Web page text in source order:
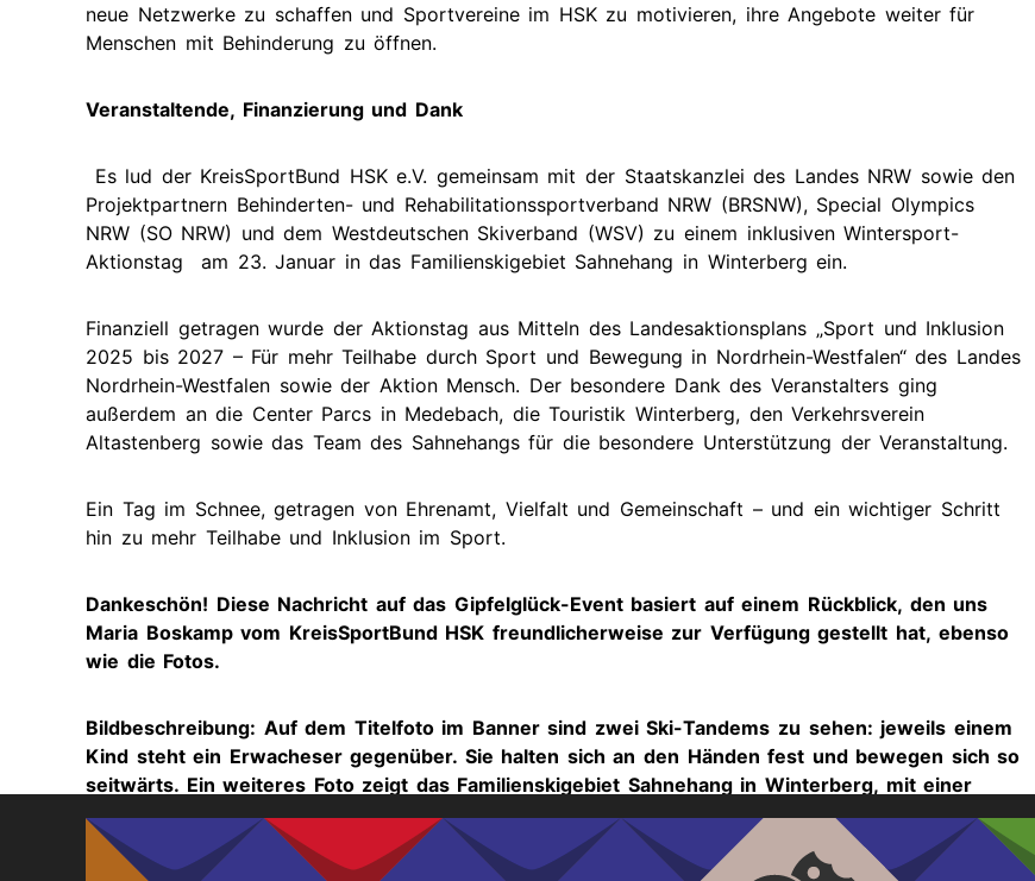
neue Netzwerke zu schaffen und Sportvereine im HSK zu motivieren, ihre Angebote weiter für
Menschen mit Behinderung zu öffnen.
Veranstaltende, Finanzierung und Dank
Es lud der KreisSportBund HSK e.V. gemeinsam mit der Staatskanzlei des Landes NRW sowie den
Projektpartnern Behinderten- und Rehabilitationssportverband NRW (BRSNW), Special Olympics
NRW (SO NRW) und dem Westdeutschen Skiverband (WSV) zu einem inklusiven Wintersport-
Aktionstag am 23. Januar in das Familienskigebiet Sahnehang in Winterberg ein.
Finanziell getragen wurde der Aktionstag aus Mitteln des Landesaktionsplans „Sport und Inklusion
2025 bis 2027 – Für mehr Teilhabe durch Sport und Bewegung in Nordrhein-Westfalen“ des Landes
Nordrhein-Westfalen sowie der Aktion Mensch. Der besondere Dank des Veranstalters ging
außerdem an die Center Parcs in Medebach, die Touristik Winterberg, den Verkehrsverein
Altastenberg sowie das Team des Sahnehangs für die besondere Unterstützung der Veranstaltung.
Ein Tag im Schnee, getragen von Ehrenamt, Vielfalt und Gemeinschaft – und ein wichtiger Schritt
hin zu mehr Teilhabe und Inklusion im Sport.
Dankeschön! Diese Nachricht auf das Gipfelglück-Event basiert auf einem Rückblick, den uns
Maria Boskamp vom KreisSportBund HSK freundlicherweise zur Verfügung gestellt hat, ebenso
wie die Fotos.
Bildbeschreibung: Auf dem Titelfoto im Banner sind zwei Ski-Tandems zu sehen: jeweils einem
Kind steht ein Erwacheser gegenüber. Sie halten sich an den Händen fest und bewegen sich so
seitwärts. Ein weiteres Foto zeigt das Familienskigebiet Sahnehang in Winterberg, mit einer
schneebedeckten Piste, auf der einiges los ist. Die Landschaft rundum ist schneefrei. Auf dem
dritten Bild ist ein gut verpacktes Kind auf einem Skibob zu sehen, das von einem erwachsenen
Skifahrer über die Piste geschoben wird.